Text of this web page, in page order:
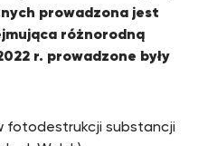
prowadzona jest
różnorodną
r. prowadzone były
fotodestrukcji substancji